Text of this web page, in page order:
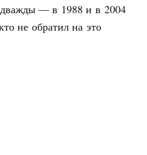
дважды — в 1988 и в 2004
не обратил на это